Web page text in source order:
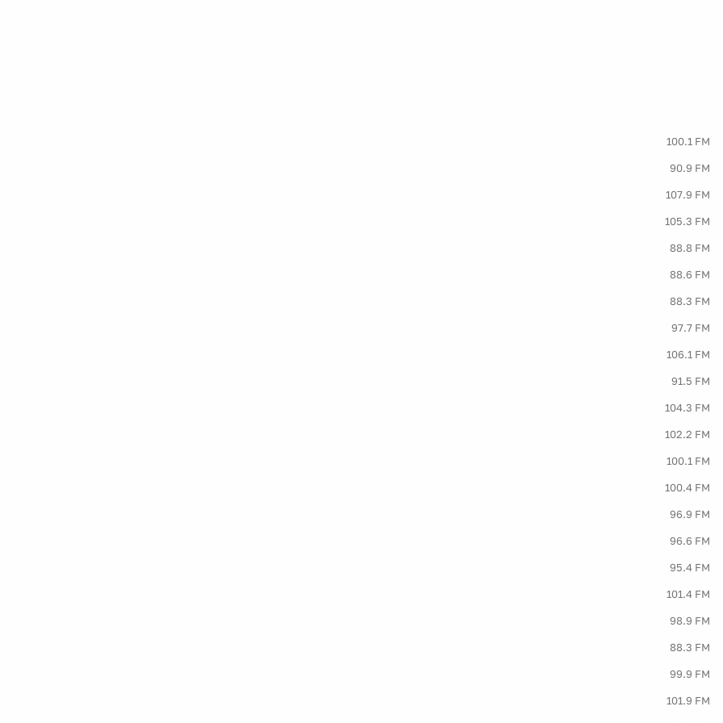
100.1 FM
90.9 FM
107.9 FM
105.3 FM
88.8 FM
88.6 FM
88.3 FM
97.7 FM
106.1 FM
91.5 FM
104.3 FM
102.2 FM
100.1 FM
100.4 FM
96.9 FM
96.6 FM
95.4 FM
101.4 FM
98.9 FM
88.3 FM
99.9 FM
101.9 FM